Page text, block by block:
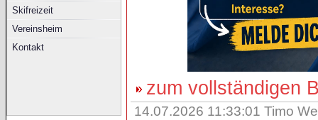
Skifreizeit
Vereinsheim
Kontakt
zum vollständigen
14.07.2026 11:33:01 Timo